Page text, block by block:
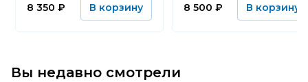
8 350 ₽ В корзину
8 500 ₽ В корзину
Вы недавно смотрели